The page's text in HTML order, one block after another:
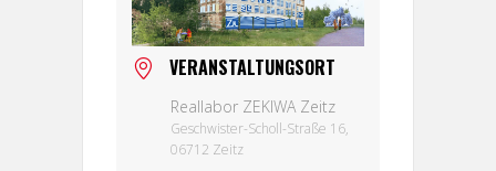
VERANSTALTUNGSORT
Reallabor ZEKIWA Zeitz
Geschwister-Scholl-Straße 16,
06712 Zeitz